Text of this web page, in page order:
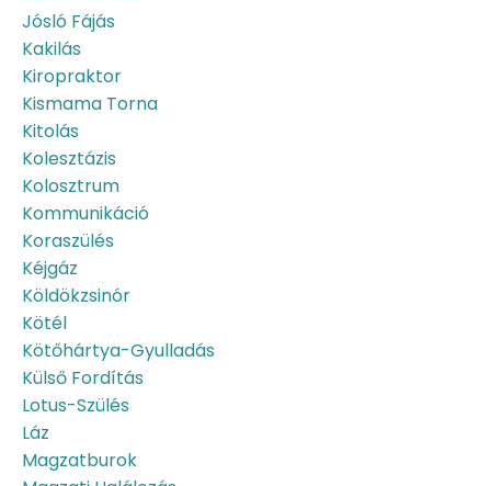
Jósló Fájás
Kakilás
Kiropraktor
Kismama Torna
Kitolás
Kolesztázis
Kolosztrum
Kommunikáció
Koraszülés
Kéjgáz
Köldökzsinór
Kötél
Kötőhártya-Gyulladás
Külső Fordítás
Lotus-Szülés
Láz
Magzatburok